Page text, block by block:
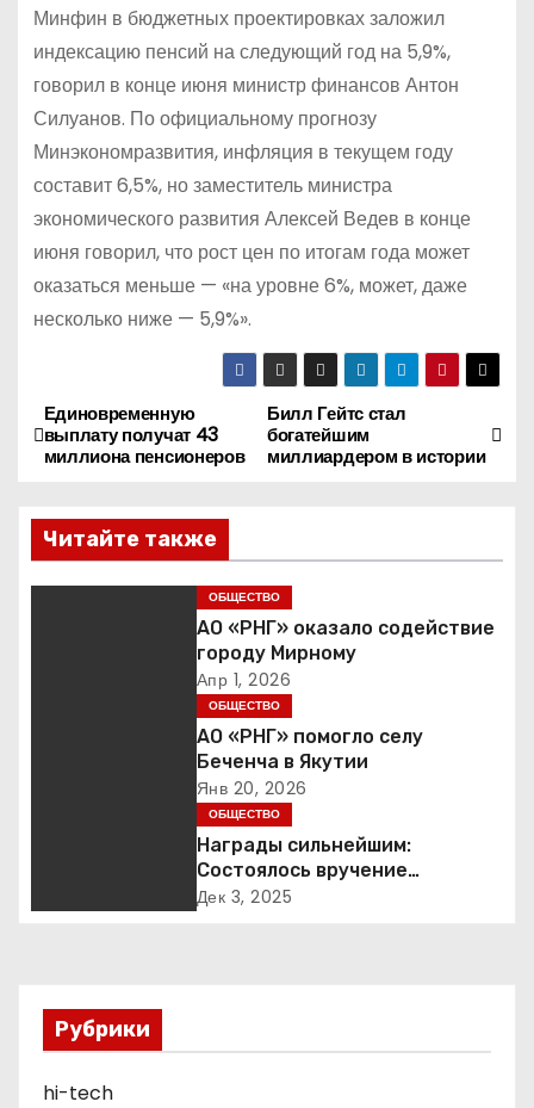
Минфин в бюджетных проектировках заложил
индексацию пенсий на следующий год на 5,9%,
говорил в конце июня министр финансов Антон
Силуанов. По официальному прогнозу
Минэкономразвития, инфляция в текущем году
составит 6,5%, но заместитель министра
экономического развития Алексей Ведев в конце
июня говорил, что рост цен по итогам года может
оказаться меньше — «на уровне 6%, может, даже
несколько ниже — 5,9%».
Н
а
в
и
п
Билл Гейтс стал
богатейшим
миллиардером в истории
Единовременную
выплату получат 43
миллиона пенсионеров
Читайте также
ОБЩЕСТВО
АО «РНГ» оказало содействие
городу Мирному
Апр 1, 2026
ОБЩЕСТВО
АО «РНГ» помогло селу
Беченча в Якутии
Янв 20, 2026
ОБЩЕСТВО
Награды сильнейшим:
Состоялось вручение
международной премии Best
Дек 3, 2025
Рубрики
hi-tech